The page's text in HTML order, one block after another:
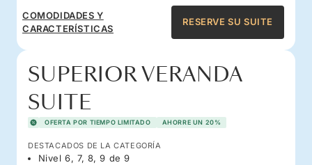
COMODIDADES Y
CARACTERÍSTICAS
RESERVE SU SUITE
SUPERIOR VERANDA
SUITE
OFERTA POR TIEMPO LIMITADO AHORRE UN 20%
DESTACADOS DE LA CATEGORÍA
Nivel 6, 7, 8, 9 de 9